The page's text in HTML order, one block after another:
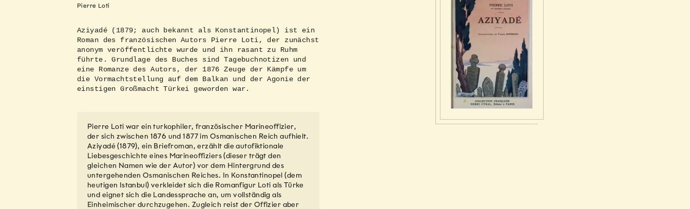
Pierre Loti
Aziyadé (1879; auch bekannt als Konstantinopel) ist ein
Roman des französischen Autors Pierre Loti, der zunächst
anonym veröffentlichte wurde und ihn rasant zu Ruhm
führte. Grundlage des Buches sind Tagebuchnotizen und
eine Romanze des Autors, der 1876 Zeuge der Kämpfe um
die Vormachtstellung auf dem Balkan und der Agonie der
einstigen Großmacht Türkei geworden war.
Pierre Loti war ein turkophiler, französischer Marineoffizier,
der sich zwischen 1876 und 1877 im Osmanischen Reich aufhielt.
Aziyadé (1879), ein Briefroman, erzählt die autofiktionale
Liebesgeschichte eines Marineoffiziers (dieser trägt den
gleichen Namen wie der Autor) vor dem Hintergrund des
untergehenden Osmanischen Reiches. In Konstantinopel (dem
heutigen Istanbul) verkleidet sich die Romanfigur Loti als Türke
und eignet sich die Landessprache an, um vollständig als
Einheimischer durchzugehen. Zugleich reist der Offizier aber